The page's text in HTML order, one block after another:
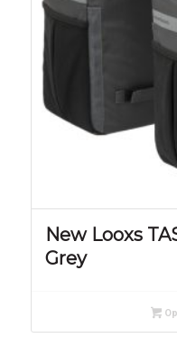
New Looxs
Grey